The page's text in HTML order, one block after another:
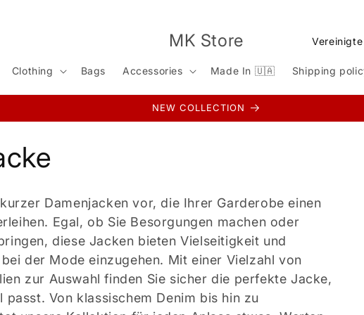
MK Store
Clothing Bags Accessories Made In 🇺🇦 Shipping
L
n
/
i
NEW COLLECTION
Damenjacken vor, die Ihrer Garderobe einen
Egal, ob Sie Besorgungen machen oder
diese Jacken bieten Vielseitigkeit und
der Mode einzugehen. Mit einer Vielzahl von
zur Auswahl finden Sie sicher die perfekte Jacke,
Von klassischem Denim bis hin zu